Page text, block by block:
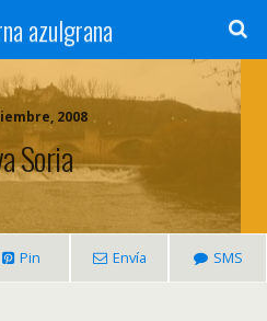
azulgrana
2008
Soria
Pin Envía SMS